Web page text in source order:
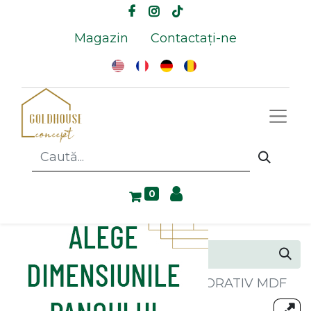
Magazin Contactați-ne
0
Toate produsele PANOU DECORATIV MDF